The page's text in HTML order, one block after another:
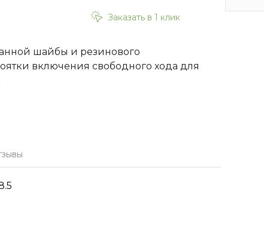
Заказать в 1 клик
шайбы и резинового
включения свободного хода для